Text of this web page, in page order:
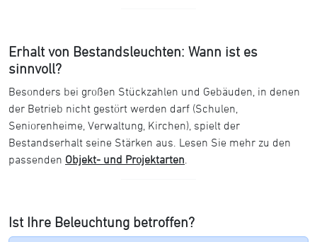
Erhalt von Bestandsleuchten: Wann ist es
sinnvoll?
Besonders bei großen Stückzahlen und Gebäuden, in denen
der Betrieb nicht gestört werden darf (Schulen,
Seniorenheime, Verwaltung, Kirchen), spielt der
Bestandserhalt seine Stärken aus. Lesen Sie mehr zu den
passenden Objekt- und Projektarten
Ist Ihre Beleuchtung betroffen?